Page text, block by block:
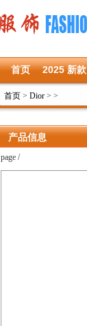
首页 2025 新款
首页 > Dior > >
产品信息
page /